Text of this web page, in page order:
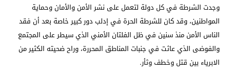
وجدت الشرطة في كل دولة لتعمل على نشر الأمن والأمان وحماية
المواطنين، وقد كان للشرطة الحرة في إدلب دور كبير خاصة بعد أن فقد
الناس الأمن منذ سنين في ظل الفلتان الأمني الذي سيطر على المجتمع
والفوضى الذي عاثت في جنبات المناطق المحررة، وراح ضحيته الكثير من
الابرياء بين قتل وخطف وثأر.